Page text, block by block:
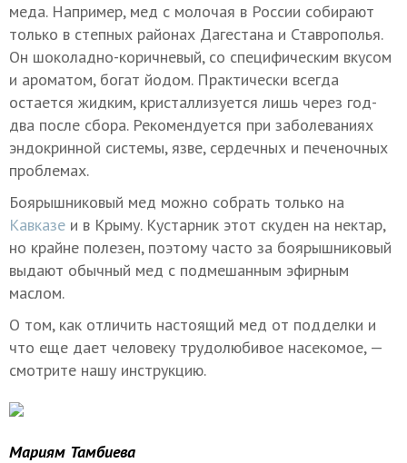
меда. Например, мед с молочая в России собирают
только в степных районах Дагестана и Ставрополья.
Он шоколадно-коричневый, со специфическим вкусом
и ароматом, богат йодом. Практически всегда
остается жидким, кристаллизуется лишь через год-
два после сбора. Рекомендуется при заболеваниях
эндокринной системы, язве, сердечных и печеночных
проблемах.
Боярышниковый мед можно собрать только на
Кавказе и в Крыму. Кустарник этот скуден на нектар,
но крайне полезен, поэтому часто за боярышниковый
выдают обычный мед с подмешанным эфирным
маслом.
О том, как отличить настоящий мед от подделки и
что еще дает человеку трудолюбивое насекомое, —
смотрите нашу инструкцию.
Мариям Тамбиева